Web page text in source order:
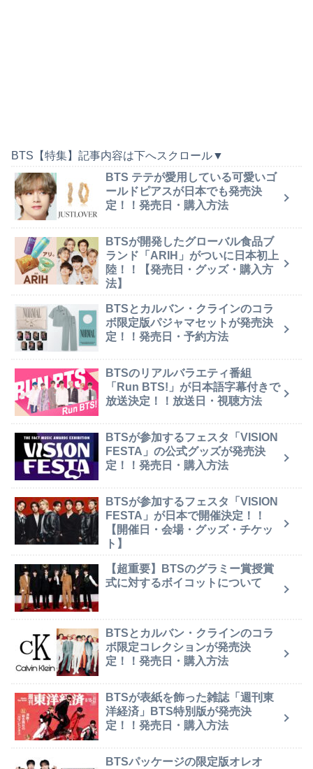
BTS【特集】記事内容は下へスクロール▼
BTS テテが愛用している可愛いゴ
ールドピアスが日本でも発売決
定！！発売日・購入方法
BTSが開発したグローバル食品ブ
ランド「ARIH」がついに日本初上
陸！！【発売日・グッズ・購入方
法】
BTSとカルバン・クラインのコラ
ボ限定版パジャマセットが発売決
定！！発売日・予約方法
BTSのリアルバラエティ番組
「Run BTS!」が日本語字幕付きで
放送決定！！放送日・視聴方法
BTSが参加するフェスタ「VISION
FESTA」の公式グッズが発売決
定！！発売日・購入方法
BTSが参加するフェスタ「VISION
FESTA」が日本で開催決定！！
【開催日・会場・グッズ・チケッ
ト】
【超重要】BTSのグラミー賞授賞
式に対するボイコットについて
BTSとカルバン・クラインのコラ
ボ限定コレクションが発売決
定！！発売日・購入方法
BTSが表紙を飾った雑誌「週刊東
洋経済」BTS特別版が発売決
定！！発売日・購入方法
BTSパッケージの限定版オレオ